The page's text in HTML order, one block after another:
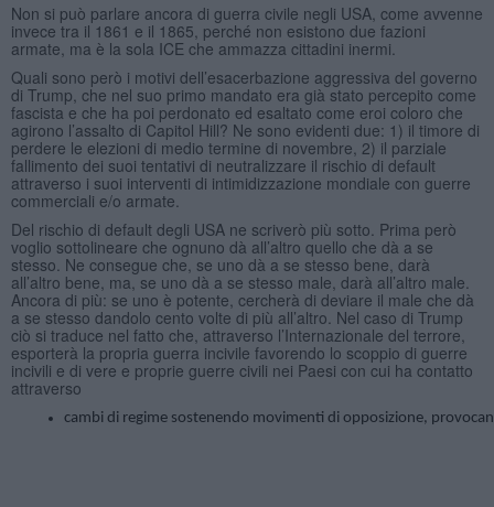
Non si può parlare ancora di guerra civile negli USA, come avvenne
invece tra il 1861 e il 1865, perché non esistono due fazioni
armate, ma è la sola ICE che ammazza cittadini inermi.
Quali sono però i motivi dell’esacerbazione aggressiva del governo
di Trump, che nel suo primo mandato era già stato percepito come
fascista e che ha poi perdonato ed esaltato come eroi coloro che
agirono l’assalto di Capitol Hill? Ne sono evidenti due: 1) il timore di
perdere le elezioni di medio termine di novembre, 2) il parziale
fallimento dei suoi tentativi di neutralizzare il rischio di default
attraverso i suoi interventi di intimidizzazione mondiale con guerre
commerciali e/o armate.
Del rischio di default degli USA ne scriverò più sotto. Prima però
voglio sottolineare che ognuno dà all’altro quello che dà a se
stesso. Ne consegue che, se uno dà a se stesso bene, darà
all’altro bene, ma, se uno dà a se stesso male, darà all’altro male.
Ancora di più: se uno è potente, cercherà di deviare il male che dà
a se stesso dandolo cento volte di più all’altro. Nel caso di Trump
ciò si traduce nel fatto che, attraverso l’Internazionale del terrore,
esporterà la propria guerra incivile favorendo lo scoppio di guerre
incivili e di vere e proprie guerre civili nei Paesi con cui ha contatto
attraverso
cambi di regime sostenendo movimenti di opposizione,